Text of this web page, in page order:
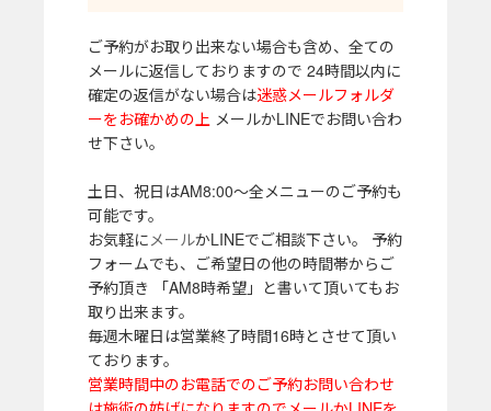
ご予約がお取り出来ない場合も含め、全ての
メールに返信しておりますので 24時間以内に
確定の返信がない場合は迷惑メールフォルダ
ーをお確かめの上 メールかLINEでお問い合わ
せ下さい。
土日、祝日はAM8:00～全メニューのご予約も
可能です。
お気軽に メールかLINEでご相談下さい。 予約
フォームでも、ご希望日の他の時間帯からご
予約頂き 「AM8時希望」と書いて頂いてもお
取り出来ます。
毎週木曜日は営業終了時間16時とさせて頂い
ております。
営業時間中のお電話でのご予約お問い合わせ